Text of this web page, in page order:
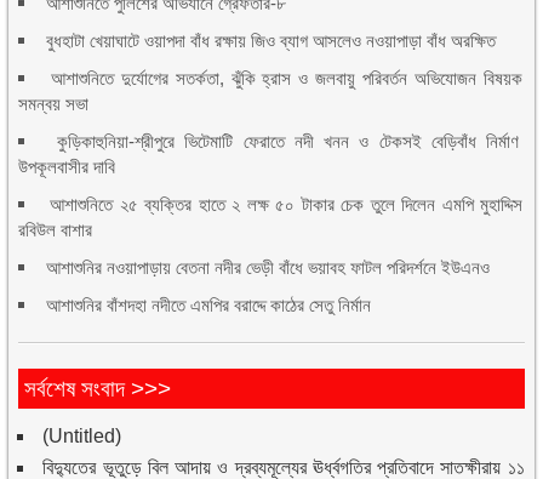
বুধহাটা খেয়াঘাটে ওয়াপদা বাঁধ রক্ষায় জিও ব্যাগ আসলেও নওয়াপাড়া বাঁধ অরক্ষিত
আশাশুনিতে দুর্যোগের সতর্কতা, ঝুঁকি হ্রাস ও জলবায়ু পরিবর্তন অভিযোজন বিষয়ক
সমন্বয় সভা
কুড়িকাহুনিয়া-শ্রীপুরে ভিটেমাটি ফেরাতে নদী খনন ও টেকসই বেড়িবাঁধ নির্মাণ
উপকূলবাসীর দাবি
আশাশুনিতে ২৫ ব্যক্তির হাতে ২ লক্ষ ৫০ টাকার চেক তুলে দিলেন এমপি মুহাদ্দিস
রবিউল বাশার
আশাশুনির নওয়াপাড়ায় বেতনা নদীর ভেড়ী বাঁধে ভয়াবহ ফাটল পরিদর্শনে ইউএনও
আশাশুনির বাঁশদহা নদীতে এমপির বরাদ্দে কাঠের সেতু নির্মান
সর্বশেষ সংবাদ >>>
(Untitled)
বিদ্যুতের ভূতুড়ে বিল আদায় ও দ্রব্যমূল্যের ঊর্ধ্বগতির প্রতিবাদে সাতক্ষীরায় ১১